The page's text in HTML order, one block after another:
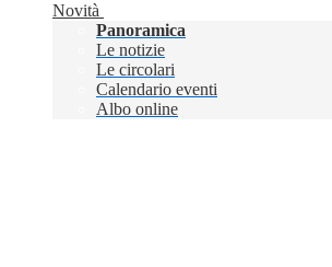
Novità
Panoramica
Le notizie
Le circolari
Calendario eventi
Albo online